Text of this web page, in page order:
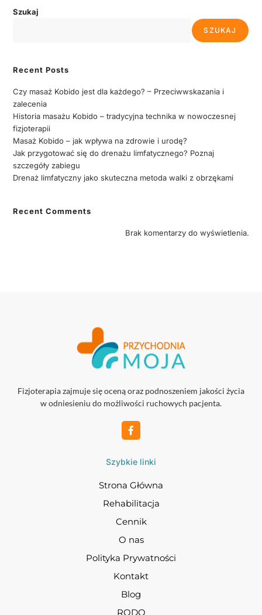
Szukaj
SZUKAJ
Recent Posts
Czy masaż Kobido jest dla każdego? – Przeciwwskazania i
zalecenia
Historia masażu Kobido – tradycyjna technika w nowoczesnej
fizjoterapii
Masaż Kobido – jak wpływa na zdrowie i urodę?
Jak przygotować się do drenażu limfatycznego? Poznaj
szczegóły zabiegu
Drenaż limfatyczny jako skuteczna metoda walki z obrzękami
Recent Comments
Brak komentarzy do wyświetlenia.
Fizjoterapia zajmuje się oceną oraz podnoszeniem jakości życia
w odniesieniu do możliwości ruchowych pacjenta.
Szybkie linki
Strona Główna
Rehabilitacja
Cennik
O nas
Polityka Prywatności
Kontakt
Blog
RODO